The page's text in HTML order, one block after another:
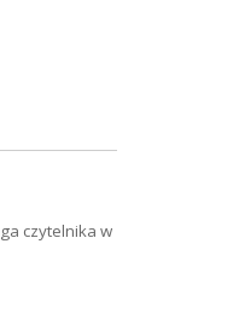
czytelnika w